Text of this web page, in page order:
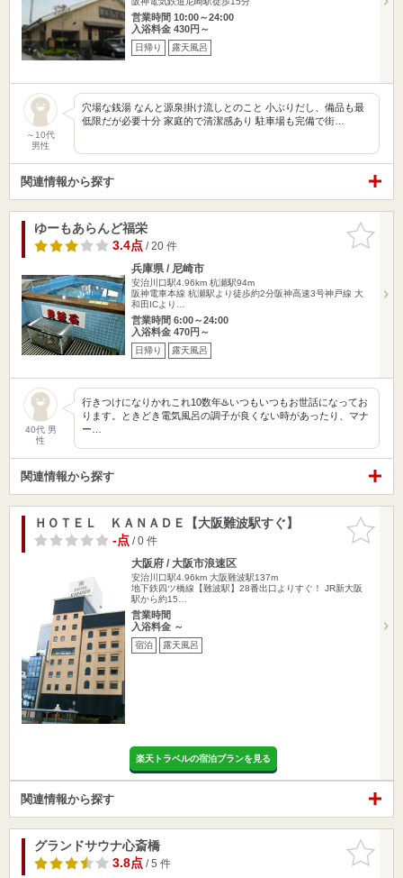
営業時間 10:00～24:00
入浴料金 430円～
日帰り 露天風呂
～10代
男性
穴場な銭湯 なんと源泉掛け流しとのこと 小ぶりだし、備品も最
低限だが必要十分 家庭的で清潔感あり 駐車場も完備で街…
関連情報から探す
お気に入
りに追加
ゆーもあらんど福栄
3.4点/ 20 件
兵庫県 / 尼崎市
安治川口駅4.96km 杭瀬駅94m
阪神電車本線 杭瀬駅より徒歩約2分阪神高速3号神戸線 大
和田ICより…
営業時間 6:00～24:00
入浴料金 470円～
日帰り 露天風呂
40代 男
性
行きつけになりかれこれ10数年♨️いつもいつもお世話になってお
ります。ときどき電気風呂の調子が良くない時があったり、マナ
ー…
関連情報から探す
お気に入
りに追加
ＨＯＴＥＬ ＫＡＮＡＤＥ【大阪難波駅すぐ】
-点/ 0 件
大阪府 / 大阪市浪速区
安治川口駅4.96km 大阪難波駅137m
地下鉄四ツ橋線【難波駅】28番出口よりすぐ！ JR新大阪
駅から約15…
営業時間
入浴料金 ～
宿泊 露天風呂
楽天トラベルの宿泊プランを見る
関連情報から探す
お気に入
りに追加
グランドサウナ心斎橋
3.8点/ 5 件